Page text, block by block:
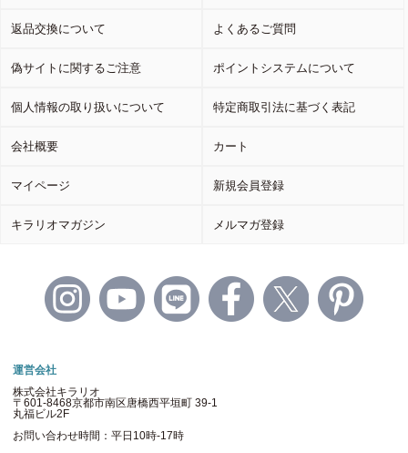
返品交換について よくあるご質問
偽サイトに関するご注意 ポイントシステムについて
個人情報の取り扱いについて 特定商取引法に基づく表記
会社概要 カート
マイページ 新規会員登録
キラリオマガジン メルマガ登録
運営会社
株式会社キラリオ
〒601-8468京都市南区唐橋西平垣町 39-1
丸福ビル2F
お問い合わせ時間：平日10時-17時